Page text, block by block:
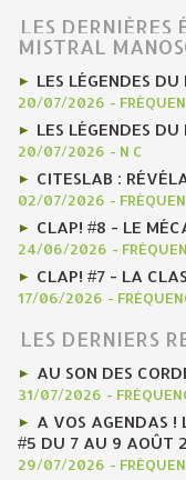
LES DERNIÈRES
MISTRAL
LES LÉGENDES
20/07/2026 -
LES LÉGENDES
20/07/2026 - N C
CITESLAB :
02/07/2026 -
CLAP! #8 - LE
24/06/2026 -
CLAP! #7 - LA
17/06/2026 -
LES DERNIERS
AU SON DES
31/07/2026 -
A VOS AGENDAS !
#5 DU 7 AU 9 AOÛT
29/07/2026 -